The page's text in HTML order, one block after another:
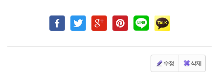
수정 삭제